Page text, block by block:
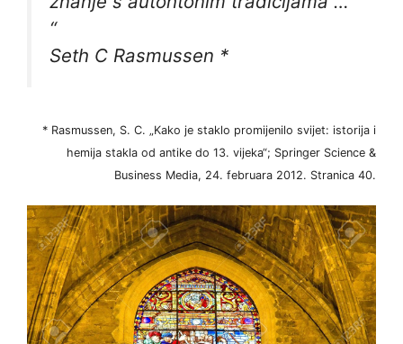
“
Seth C Rasmussen *
* Rasmussen, S. C. „Kako je staklo promijenilo svijet: istorija i
hemija stakla od antike do 13. vijeka“; Springer Science &
Business Media, 24. februara 2012. Stranica 40.